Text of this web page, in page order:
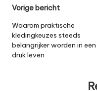
Bericht
navigatie
Vorige bericht
Waarom praktische
kledingkeuzes steeds
belangrijker worden in een
druk leven